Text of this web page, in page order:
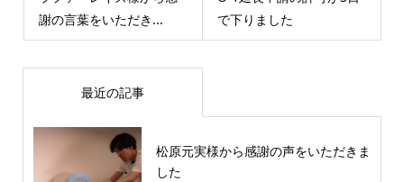
謝の言葉をいただき...
で下りました
最近の記事
松原元実様から感謝の声をいただきま
した